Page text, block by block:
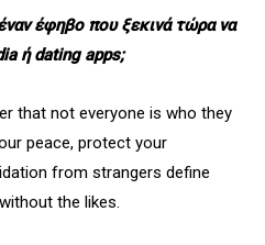
έφηβο που ξεκινά τώρα να
ή dating apps;
that not everyone is who they
peace, protect your
from strangers define
the likes.